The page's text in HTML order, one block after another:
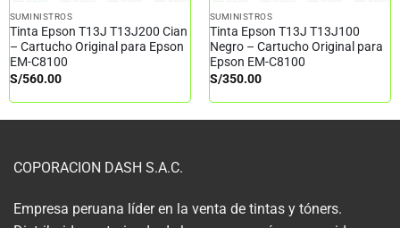
SUMINISTROS
Tinta Epson T13J T13J200 Cian
– Cartucho Original para Epson
EM-C8100
S/560.00
SUMINISTROS
Tinta Epson T13J T13J100
Negro – Cartucho Original para
Epson EM-C8100
S/350.00
COPORACION DASH S.A.C.
Empresa peruana líder en la venta de tintas y tóners.